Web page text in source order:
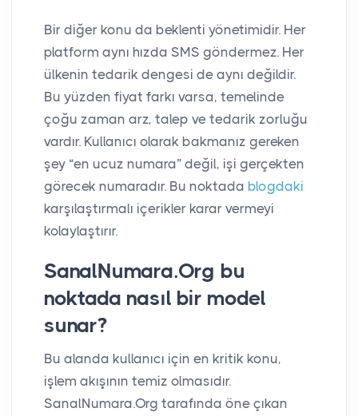
Bir diğer konu da beklenti yönetimidir. Her
platform aynı hızda SMS göndermez. Her
ülkenin tedarik dengesi de aynı değildir.
Bu yüzden fiyat farkı varsa, temelinde
çoğu zaman arz, talep ve tedarik zorluğu
vardır. Kullanıcı olarak bakmanız gereken
şey “en ucuz numara” değil, işi gerçekten
görecek numaradır. Bu noktada blogdaki
karşılaştırmalı içerikler karar vermeyi
kolaylaştırır.
SanalNumara.Org bu
noktada nasıl bir model
sunar?
Bu alanda kullanıcı için en kritik konu,
işlem akışının temiz olmasıdır.
SanalNumara.Org tarafında öne çıkan